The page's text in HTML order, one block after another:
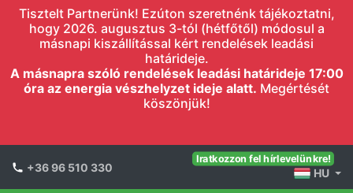
Tisztelt Partnerünk! Ezúton szeretnénk tájékoztatni,
hogy 2026. augusztus 3-tól (hétfőtől) módosul a
másnapi kiszállítással kért rendelések leadási
határideje.
A másnapra szóló rendelések leadási határideje 17:00
óra az energia vészhelyzet ideje alatt. Megértését
köszönjük!
+36 96 510 330
Iratkozzon fel hírlevelünkre!
HU